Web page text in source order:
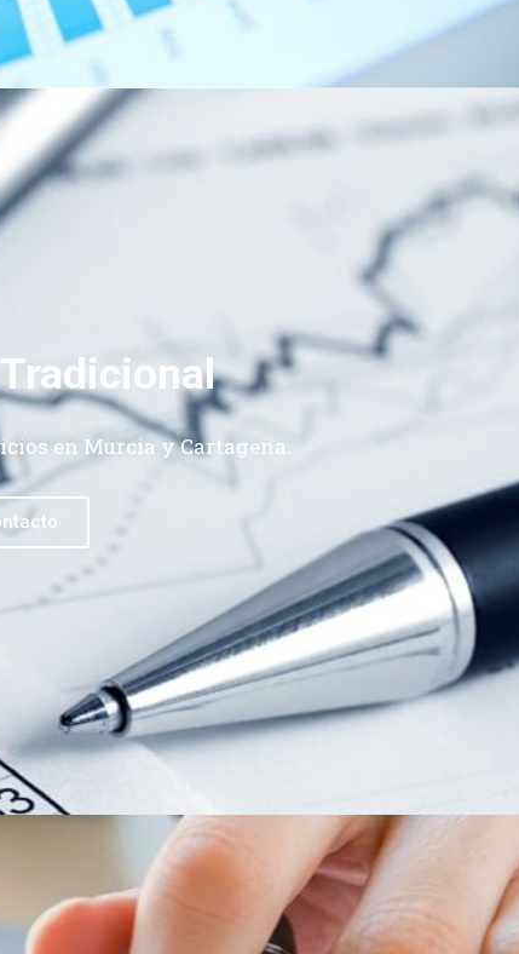
en Murcia y Cartagena.